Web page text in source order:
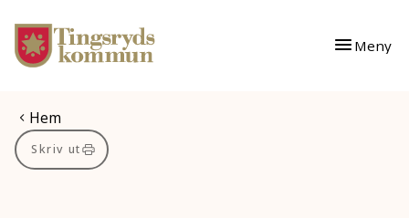
Gå till innehåll
Gå till huvudmeny
Meny
Du är här:
Hem
Skriv ut